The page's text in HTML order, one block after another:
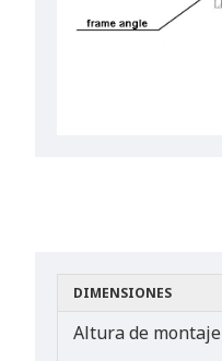
DIMENSIONES
Altura de montaje